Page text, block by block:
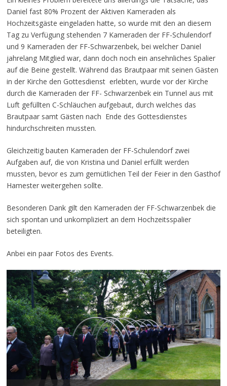
Daniel fast 80% Prozent der Aktiven Kameraden als
Hochzeitsgäste eingeladen hatte, so wurde mit den an diesem
Tag zu Verfügung stehenden 7 Kameraden der FF-Schulendorf
und 9 Kameraden der FF-Schwarzenbek, bei welcher Daniel
jahrelang Mitglied war, dann doch noch ein ansehnliches Spalier
auf die Beine gestellt. Während das Brautpaar mit seinen Gästen
in der Kirche den Gottesdienst erlebten, wurde vor der Kirche
durch die Kameraden der FF- Schwarzenbek ein Tunnel aus mit
Luft gefüllten C-Schläuchen aufgebaut, durch welches das
Brautpaar samt Gästen nach Ende des Gottesdienstes
hindurchschreiten mussten.
Gleichzeitig bauten Kameraden der FF-Schulendorf zwei
Aufgaben auf, die von Kristina und Daniel erfüllt werden
mussten, bevor es zum gemütlichen Teil der Feier in den Gasthof
Hamester weitergehen sollte.
Besonderen Dank gilt den Kameraden der FF-Schwarzenbek die
sich spontan und unkompliziert an dem Hochzeitsspalier
beteiligten.
Anbei ein paar Fotos des Events.